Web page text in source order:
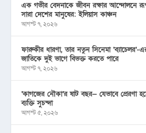
এক গভীর বেদনাকে জীবন রক্ষার আন্দোলনে
সারা দেশের মানুষের: ইলিয়াস কাঞ্চন
আগস্ট ৭, ২০২৬
ফারুকীর ধারণা, তার নতুন সিনেমা ‘ব্যাচেলর’-
জাতিকে দুই ভাগে বিভক্ত করতে পারে
আগস্ট ৭, ২০২৬
‘কাগজের নৌকা’র ষাট বছর— যেভাবে প্রেরণা
ব্যক্তি সুচন্দা
আগস্ট ৫, ২০২৬